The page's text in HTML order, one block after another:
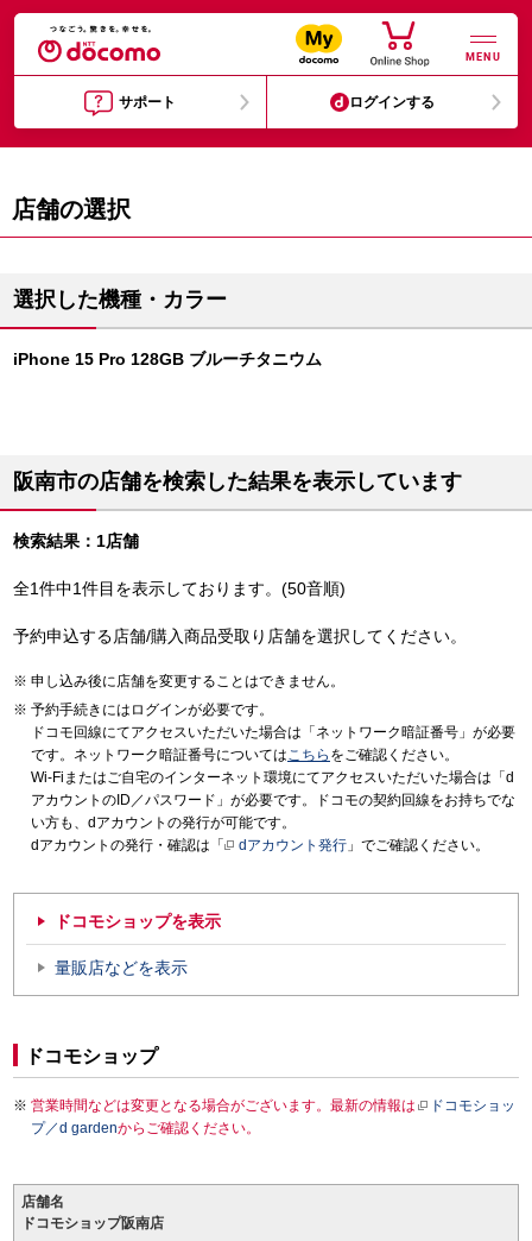
MENU
サポート ログインする
店舗の選択
選択した機種・カラー
iPhone 15 Pro 128GB ブルーチタニウム
阪南市の店舗を検索した結果を表示しています
検索結果：1店舗
全1件中1件目を表示しております。(50音順)
予約申込する店舗/購入商品受取り店舗を選択してください。
申し込み後に店舗を変更することはできません。
予約手続きにはログインが必要です。
ドコモ回線にてアクセスいただいた場合は「ネットワーク暗証番号」が必要
です。ネットワーク暗証番号についてはこちら をご確認ください。
Wi-Fiまたはご自宅のインターネット環境にてアクセスいただいた場合は「d
アカウントのID／パスワード」が必要です。ドコモの契約回線をお持ちでな
い方も、dアカウントの発行が可能です。
dアカウントの発行・確認は「
dアカウント発行 」でご確認ください。
ドコモショップを表示
量販店などを表示
ドコモショップ
営業時間などは変更となる場合がございます。最新の情報は
ドコモショッ
プ／d gardenからご確認ください。
店舗名
ドコモショップ阪南店